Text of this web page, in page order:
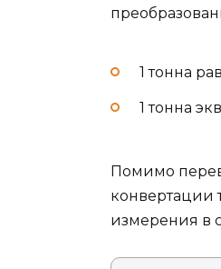
1 тонна
1 тонна
Помимо
конвертации
измерения в